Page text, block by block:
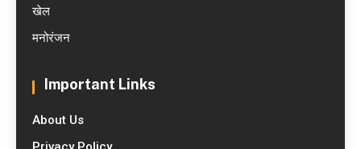
खेल
मनोरंजन
Important Links
About Us